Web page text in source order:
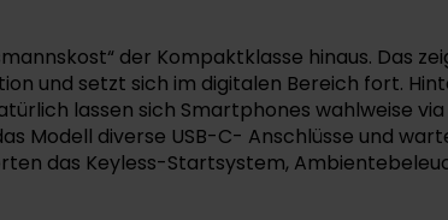
der Kompaktklasse hinaus. Das
und setzt sich im digitalen Bereich fort.
lassen sich Smartphones wahlweise
Modell diverse USB-C- Anschlüsse und
das Keyless-Startsystem,